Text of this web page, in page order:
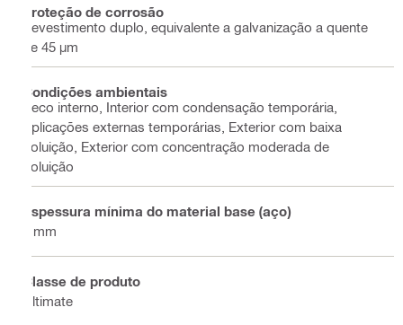
Proteção de corrosão
Revestimento duplo, equivalente a galvanização a quente
de 45 µm
Condições ambientais
Seco interno, Interior com condensação temporária,
Aplicações externas temporárias, Exterior com baixa
poluição, Exterior com concentração moderada de
poluição
Espessura mínima do material base (aço)
6 mm
Classe de produto
Ultimate